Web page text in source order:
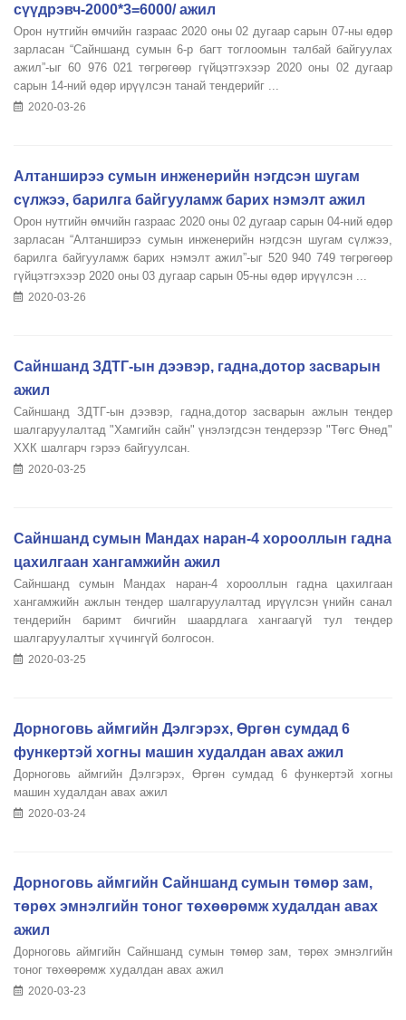
сүүдрэвч-2000*3=6000/ ажил
Орон нутгийн өмчийн газраас 2020 оны 02 дугаар сарын 07-ны өдөр
зарласан “Сайншанд сумын 6-р багт тоглоомын талбай байгуулах
ажил”-ыг 60 976 021 төгрөгөөр гүйцэтгэхээр 2020 оны 02 дугаар
сарын 14-ний өдөр ирүүлсэн танай тендерийг ...
2020-03-26
Алтанширээ сумын инженерийн нэгдсэн шугам
сүлжээ, барилга байгууламж барих нэмэлт ажил
Орон нутгийн өмчийн газраас 2020 оны 02 дугаар сарын 04-ний өдөр
зарласан “Алтанширээ сумын инженерийн нэгдсэн шугам сүлжээ,
барилга байгууламж барих нэмэлт ажил”-ыг 520 940 749 төгрөгөөр
гүйцэтгэхээр 2020 оны 03 дугаар сарын 05-ны өдөр ирүүлсэн ...
2020-03-26
Сайншанд ЗДТГ-ын дээвэр, гадна,дотор засварын
ажил
Сайншанд ЗДТГ-ын дээвэр, гадна,дотор засварын ажлын тендер
шалгаруулалтад "Хамгийн сайн" үнэлэгдсэн тендерээр "Төгс Өнөд"
ХХК шалгарч гэрээ байгуулсан.
2020-03-25
Сайншанд сумын Мандах наран-4 хорооллын гадна
цахилгаан хангамжийн ажил
Сайншанд сумын Мандах наран-4 хорооллын гадна цахилгаан
хангамжийн ажлын тендер шалгаруулалтад ирүүлсэн үнийн санал
тендерийн баримт бичгийн шаардлага хангаагүй тул тендер
шалгаруулалтыг хүчингүй болгосон.
2020-03-25
Дорноговь аймгийн Дэлгэрэх, Өргөн сумдад 6
функертэй хогны машин худалдан авах ажил
Дорноговь аймгийн Дэлгэрэх, Өргөн сумдад 6 функертэй хогны
машин худалдан авах ажил
2020-03-24
Дорноговь аймгийн Сайншанд сумын төмөр зам,
төрөх эмнэлгийн тоног төхөөрөмж худалдан авах
ажил
Дорноговь аймгийн Сайншанд сумын төмөр зам, төрөх эмнэлгийн
тоног төхөөрөмж худалдан авах ажил
2020-03-23